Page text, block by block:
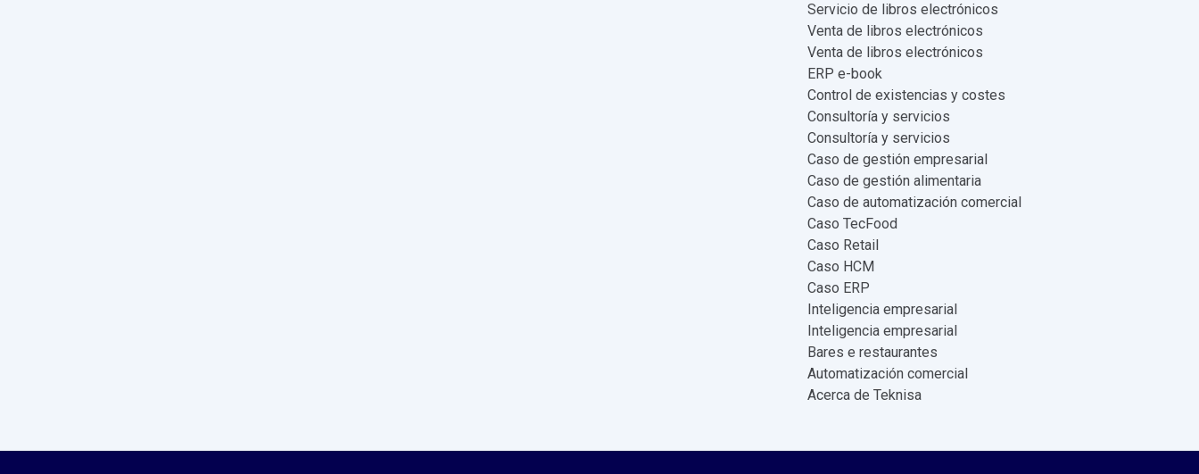
Servicio de libros electrónicos
Venta de libros electrónicos
Venta de libros electrónicos
ERP e-book
Control de existencias y costes
Consultoría y servicios
Consultoría y servicios
Caso de gestión empresarial
Caso de gestión alimentaria
Caso de automatización comercial
Caso TecFood
Caso Retail
Caso HCM
Caso ERP
Inteligencia empresarial
Inteligencia empresarial
Bares e restaurantes
Automatización comercial
Acerca de Teknisa